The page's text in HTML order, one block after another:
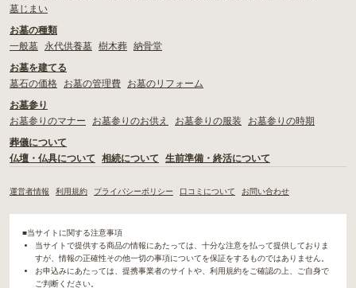
墓じまい
お墓の種類
一般墓
永代供養墓 樹木葬 納骨堂
お墓を建てる
墓石の価格
お墓の管理費
お墓のリフォーム
お墓参り
お墓参りのマナー
お墓参りのお供え お墓参りの服装
お墓参りの時期
葬儀について
仏壇・仏具について
相続について 生前準備・終活について
運営者情報 利用規約 プライバシーポリシー 口コミについて お問い合わせ
■当サイトに関する注意事項
当サイトで提供する商品の情報にあたっては、十分な注意を払って提供しておりま
すが、情報の正確性その他一切の事項についてを保証をするものではありません。
お申込みにあたっては、提携事業者のサイトや、利用規約をご確認の上、ご自身で
ご判断ください。